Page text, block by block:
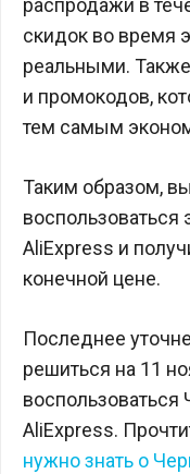
распродажи в
скидок во время
реальными.
и промокодов,
тем самым
Таким образом,
AliExpress и
конечной цене.
Последнее
решиться на 11
воспользоваться
AliExpress.
нужно знать о